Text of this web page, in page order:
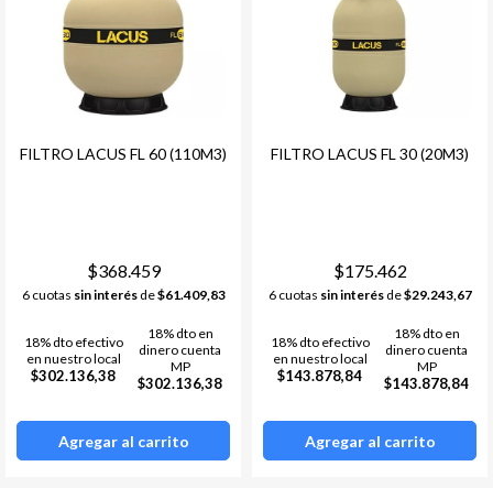
FILTRO LACUS FL 60 (110M3)
$368.459
6 cuotas sin interésde$61.409,83
18% dto efectivo
en nuestro local
$302.136,38
18% dto en
dinero cuenta
MP
$302.136,38
Agregar al carrito
FILTRO LACUS FL 30 (20M3)
$175.462
6 cuotas sin interésde$29.243,67
18% dto efectivo
en nuestro local
$143.878,84
18% dto en
dinero cuenta
MP
$143.878,84
Agregar al carrito